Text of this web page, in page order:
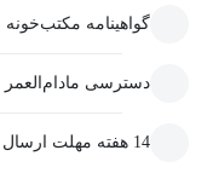
گواهینامه مکتب‌خونه
دسترسی مادام‌العمر
14 هفته مهلت ارسال تمرین و پروژه